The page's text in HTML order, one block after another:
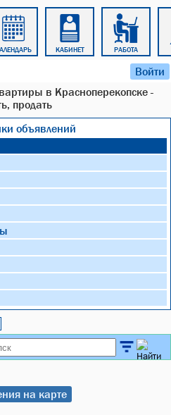
КАБИНЕТ РАБОТА
Войти
в Красноперекопске -
продать
объявлений
на карте